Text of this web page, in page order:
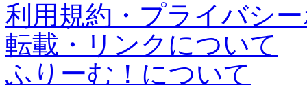
利用規約・プライバシ
転載・リンクについて
ふりーむ！について